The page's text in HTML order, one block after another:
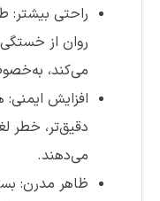
راحتی بیشتر:
روان از
می‌کند،
افزایش
دقیق‌تر، خطر
می‌دهند.
ظاهر مدرن: